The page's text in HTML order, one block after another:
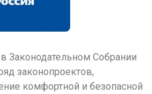
Законодательном Собрании
законопроектов,
комфортной и безопасной